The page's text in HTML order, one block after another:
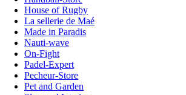
House of Rugby
La sellerie de Maé
Made in Paradis
Nauti-wave
On-Fight
Padel-Expert
Pecheur-Store
Pet and Garden